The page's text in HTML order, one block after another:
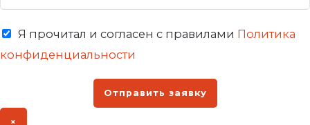
Я прочитал и согласен с правилами Политика
конфиденциальности
Отправить заявку
×